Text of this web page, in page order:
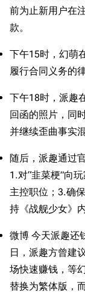
前为止新用户在
款。
下午15时，幻萌
履行合同义务的
下午18时，派趣
回函的照片，同
并继续歪曲事实混
随后，派趣通过
1.对“韭菜梗”向
主控职位；3.确
持《战舰少女》
微博 今天派趣还
日，派趣方曾建
场快速赚钱，等
替换为繁体版，